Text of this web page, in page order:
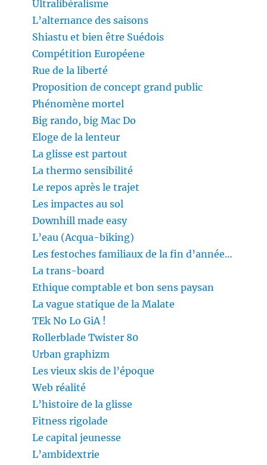
Ultralibéralisme
L’alternance des saisons
Shiastu et bien être Suédois
Compétition Européene
Rue de la liberté
Proposition de concept grand public
Phénomène mortel
Big rando, big Mac Do
Eloge de la lenteur
La glisse est partout
La thermo sensibilité
Le repos après le trajet
Les impactes au sol
Downhill made easy
L’eau (Acqua-biking)
Les festoches familiaux de la fin d’année…
La trans-board
Ethique comptable et bon sens paysan
La vague statique de la Malate
TEk No Lo GiA !
Rollerblade Twister 80
Urban graphizm
Les vieux skis de l’époque
Web réalité
L’histoire de la glisse
Fitness rigolade
Le capital jeunesse
L’ambidextrie